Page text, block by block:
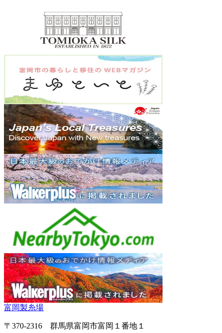
富岡製糸場
〒370-2316 群馬県富岡市富岡１番地１